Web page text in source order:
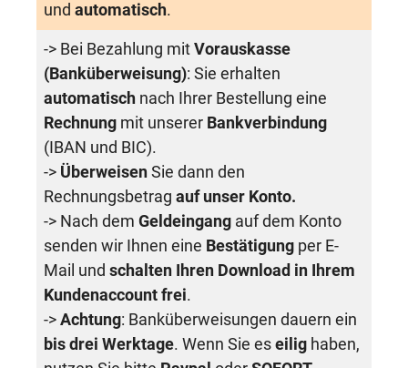
und automatisch.
-> Bei Bezahlung mit Vorauskasse
(Banküberweisung): Sie erhalten
automatisch nach Ihrer Bestellung eine
Rechnung mit unserer Bankverbindung
(IBAN und BIC).
-> Überweisen Sie dann den
Rechnungsbetrag auf unser Konto.
-> Nach dem Geldeingang auf dem Konto
senden wir Ihnen eine Bestätigung per E-
Mail und schalten Ihren Download in Ihrem
Kundenaccount frei.
-> Achtung: Banküberweisungen dauern ein
bis drei Werktage. Wenn Sie es eilig haben,